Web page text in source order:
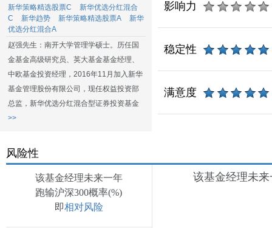
新华策略精选股票C
新华优选分红混合
C
新华趋势 新华策略精选股票A
新华
优选分红混合A
赵强先生：南开大学管理学硕士。历任国
金基金高级研究员、英大基金基金经理、
中欧基金投资经理，2016年11月加入新华
基金管理股份有限公司，现任权益投资部
总监，新华优选分红混合型证券投资基金
>>
影响力
稳定性
满意度
风险性
该基金经理未来一年
跑输沪深300概率(%)
即相对风险
该基金经理未